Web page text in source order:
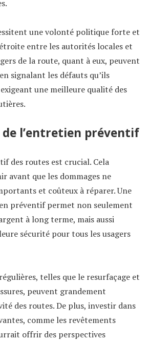
une volonté politique forte et
entre les autorités locales et
de la route, quant à eux, peuvent
signalant les défauts qu’ils
une meilleure qualité des
l’entretien préventif
des routes est crucial. Cela
avant que les dommages ne
et coûteux à réparer. Une
préventif permet non seulement
à long terme, mais aussi
sécurité pour tous les usagers
telles que le resurfaçage et
peuvent grandement
des routes. De plus, investir dans
comme les revêtements
offrir des perspectives